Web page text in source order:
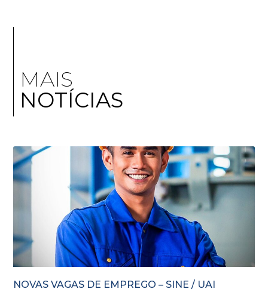
MAIS
NOTÍCIAS
NOVAS VAGAS DE EMPREGO – SINE / UAI